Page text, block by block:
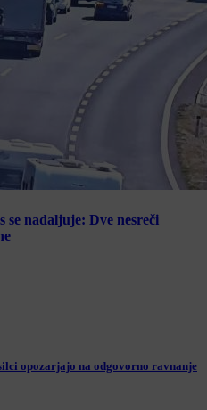
se nadaljuje: Dve nesreči
opozarjajo na odgovorno ravnanje